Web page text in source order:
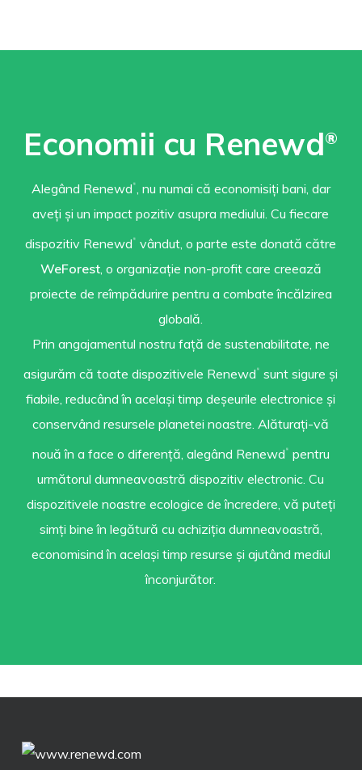
Economii cu Renewd®
Alegând Renewd ® , nu numai că economisiți bani, dar
aveți și un impact pozitiv asupra mediului. Cu fiecare
dispozitiv Renewd ®
vândut, o parte este donată către
WeForest, o organizație non-profit care creează
proiecte de reîmpădurire pentru a combate încălzirea
globală.
Prin angajamentul nostru față de sustenabilitate, ne
asigurăm că toate dispozitivele Renewd ®
sunt sigure și
fiabile, reducând în același timp deșeurile electronice și
conservând resursele planetei noastre. Alăturați-vă
nouă în a face o diferență, alegând Renewd ®
pentru
următorul dumneavoastră dispozitiv electronic. Cu
dispozitivele noastre ecologice de încredere, vă puteți
simți bine în legătură cu achiziția dumneavoastră,
economisind în același timp resurse și ajutând mediul
înconjurător.